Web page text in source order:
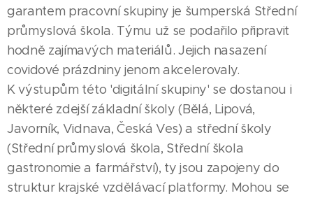
garantem pracovní skupiny je šumperská Střední
průmyslová škola. Týmu už se podařilo připravit
hodně zajímavých materiálů. Jejich nasazení
covidové prázdniny jenom akcelerovaly.
K výstupům této 'digitální skupiny' se dostanou i
některé zdejší základní školy (Bělá, Lipová,
Javorník, Vidnava, Česká Ves) a střední školy
(Střední průmyslová škola, Střední škola
gastronomie a farmářství), ty jsou zapojeny do
struktur krajské vzdělávací platformy. Mohou se